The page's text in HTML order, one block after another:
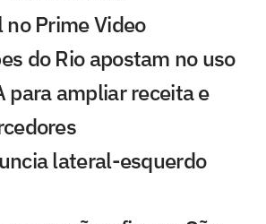
Prime Video
do Rio apostam no uso
para ampliar receita e
lateral-esquerdo